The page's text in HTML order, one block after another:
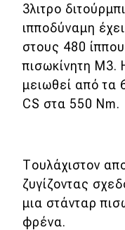
Οδηγός αγοράς
Συμβουλές
Συμβουλές
ΚΤΕΟ
Οδική βοήθεια
3λιτρο
ιπποδύναμη
στους 480
πισωκίνητη M3.
μειωθεί από τα
CS στα 550 Nm.
Τουλάχιστον
ζυγίζοντας
μια στάνταρ
φρένα.